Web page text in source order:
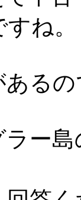
ね。
ある
ー